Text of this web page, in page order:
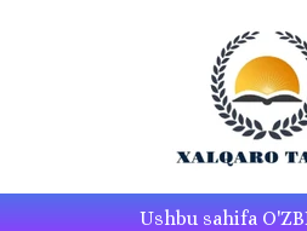
Ushbu sahifa